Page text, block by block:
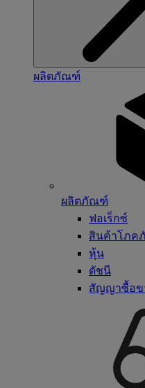
ผลิตภัณฑ์
ผลิตภัณฑ์
ฟอเร็กซ์
สินค้าโภค
หุ้น
ดัชนี
สัญญาซื้อข